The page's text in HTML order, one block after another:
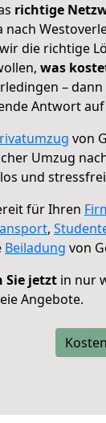
richtige
nach
die richtige
was
–
Antwort
von
Umzug
und
für Ihren
,
Beiladung von
Sie jetzt in nur
Angebote.